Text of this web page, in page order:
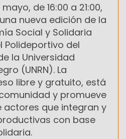
de 16:00 a 21:00,
nueva edición de la
Social y Solidaria
Polideportivo del
la Universidad
(UNRN). La
libre y gratuito, está
y promueve
actores que integran y
con base